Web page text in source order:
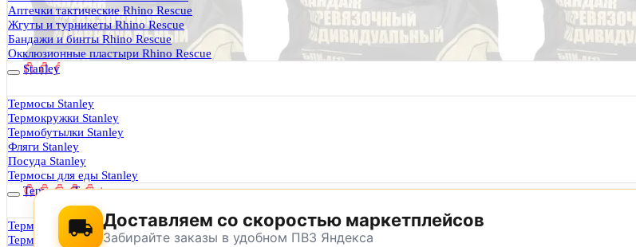
Аптечки тактические Rhino Rescue
Жгуты и турникеты Rhino Rescue
Бандажи и бинты Rhino Rescue
Окклюзионные пластыри Rhino Rescue
Stanley
Термосы Stanley
Термокружки Stanley
Термобутылки Stanley
Фляги Stanley
Посуда Stanley
Термосы для еды Stanley
Термосы Tyeso
Термокружки Tyeso
Термобутылки Tyeso
Термосы Stanley
Фильтры для воды
Оплата и доставка
Гарантия и возврат
Оптовикам
Контакты
Будь Готов.
0
8 (495) 782-73-32
Доставляем со скоростью маркетплейсов
Забирайте заказы в удобном ПВЗ Яндекса